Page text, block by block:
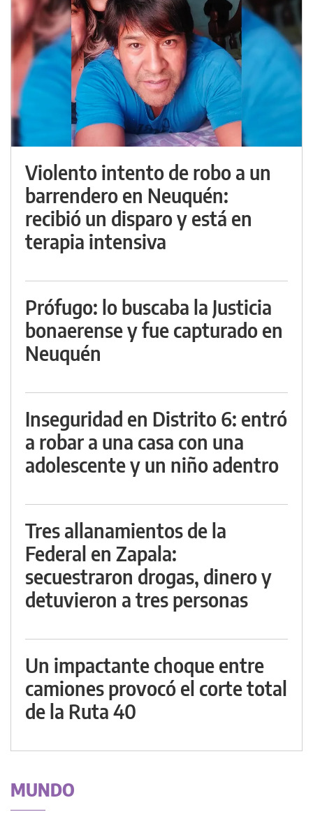
Violento intento de robo a un
barrendero en Neuquén:
recibió un disparo y está en
terapia intensiva
Prófugo: lo buscaba la Justicia
bonaerense y fue capturado en
Neuquén
Inseguridad en Distrito 6: entró
a robar a una casa con una
adolescente y un niño adentro
Tres allanamientos de la
Federal en Zapala:
secuestraron drogas, dinero y
detuvieron a tres personas
Un impactante choque entre
camiones provocó el corte total
de la Ruta 40
MUNDO